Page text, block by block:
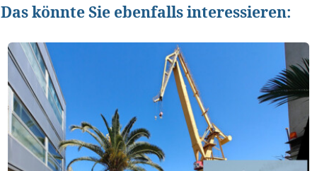
Das könnte Sie ebenfalls interessieren: